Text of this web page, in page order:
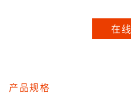
在
产品规格